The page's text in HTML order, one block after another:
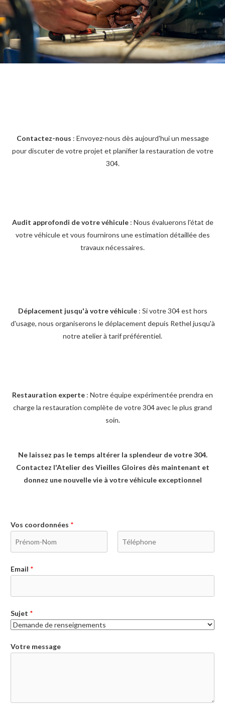
Contactez-nous : Envoyez-nous dès aujourd'hui un message
pour discuter de votre projet et planifier la restauration de votre
304.
Audit approfondi de votre véhicule: Nous évaluerons l'état de
votre véhicule et vous fournirons une estimation détaillée des
travaux nécessaires.
Déplacement jusqu'à votre véhicule: Si votre 304 est hors
d'usage, nous organiserons le déplacement depuis Rethel jusqu'à
notre atelier à tarif préférentiel.
Restauration experte : Notre équipe expérimentée prendra en
charge la restauration complète de votre 304 avec le plus grand
soin.
Ne laissez pas le temps altérer la splendeur de votre 304.
Contactez l'Atelier des Vieilles Gloires dès maintenant et
donnez une nouvelle vie à votre véhicule exceptionnel
Vos coordonnées *
r
é
m
Email *
Sujet *
Votre message